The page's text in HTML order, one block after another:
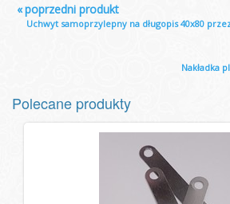
«poprzedni produkt
Uchwyt samoprzylepny na długopis 40x80
Nakładka
Polecane produkty